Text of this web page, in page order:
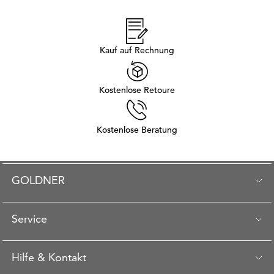
Kauf auf Rechnung
Kostenlose Retoure
Kostenlose Beratung
GOLDNER
Service
Hilfe & Kontakt